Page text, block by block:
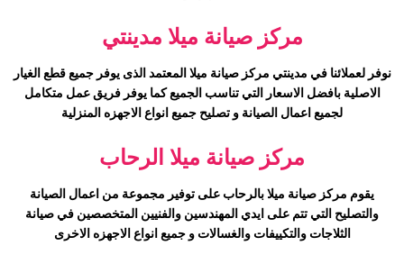
مركز صيانة ميلا مدينتي
نوفر لعملائنا في مدينتي مركز صيانة ميلا المعتمد الذى يوفر جميع قطع الغيار
الاصلية بافضل الاسعار التي تناسب الجميع كما يوفر فريق عمل متكامل
لجميع اعمال الصيانة و تصليح جميع انواع الاجهزه المنزلية
مركز صيانة ميلا الرحاب
يقوم مركز صيانة ميلابالرحاب على توفير مجموعة من اعمال الصيانة
والتصليح التي تتم على ايدي المهندسين والفنيين المتخصصين في صيانة
الثلاجات والتكييفات والغسالات و جميع انواع الاجهزه الاخرى